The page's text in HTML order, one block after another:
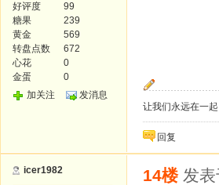
好评度
99
糖果
239
黄金
569
转盘点数
672
心花
0
金蛋
0
加关注
发消息
让我们永远在一
回复
icer1982 14楼 发